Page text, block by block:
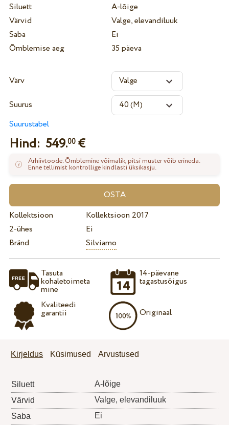
Siluett
A-lõige
Värvid
Valge, elevandiluuk
Saba
Ei
Õmblemise aeg
35 päeva
Värv
Suurus
Suurustabel
Hind: 549.00€
Arhiivtoode. Õmblemine võimalik, pitsi muster võib erineda.
Enne tellimist kontrollige kindlasti üksikasju.
Kollektsioon
Kollektsioon 2017
2-ühes
Ei
Bränd
Silviamo
Tasuta
kohaletoimeta
mine
Kvaliteedi
garantii
14-päevane
tagastusõigus
Originaal
Kirjeldus Küsimused Arvustused
Siluett
A-lõige
Värvid
Valge, elevandiluuk
Saba
Ei